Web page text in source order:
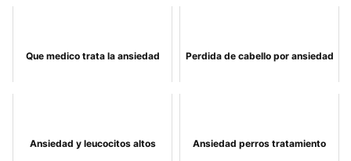
Que medico trata la ansiedad Perdida de cabello por ansiedad
Ansiedad y leucocitos altos Ansiedad perros tratamiento